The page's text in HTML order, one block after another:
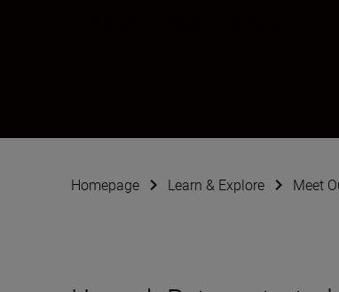
Homepage Learn & Explore Meet